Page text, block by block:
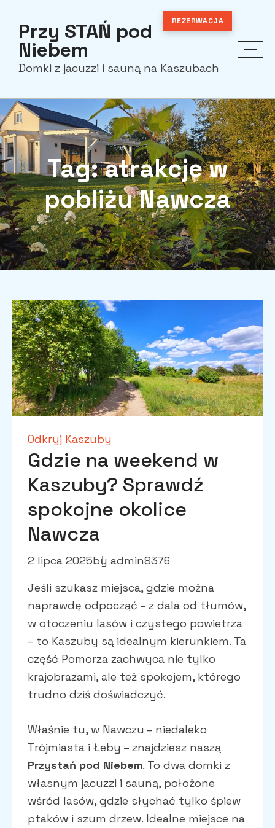
content
Przy STAŃ pod
Niebem
Domki z jacuzzi i sauną na Kaszubach
REZERWACJA
Tag:atrakcje w
pobliżu Nawcza
Odkryj Kaszuby
Gdzie na weekend w
Kaszuby? Sprawdź
spokojne okolice
Nawcza
2 lipca 2025by admin8376
Jeśli szukasz miejsca, gdzie można
naprawdę odpocząć – z dala od tłumów,
w otoczeniu lasów i czystego powietrza
– to Kaszuby są idealnym kierunkiem. Ta
część Pomorza zachwyca nie tylko
krajobrazami, ale też spokojem, którego
trudno dziś doświadczyć.
Właśnie tu, w Nawczu – niedaleko
Trójmiasta i Łeby – znajdziesz naszą
Przystań pod Niebem. To dwa domki z
własnym jacuzzi i sauną, położone
wśród lasów, gdzie słychać tylko śpiew
ptaków i szum drzew. Idealne miejsce na